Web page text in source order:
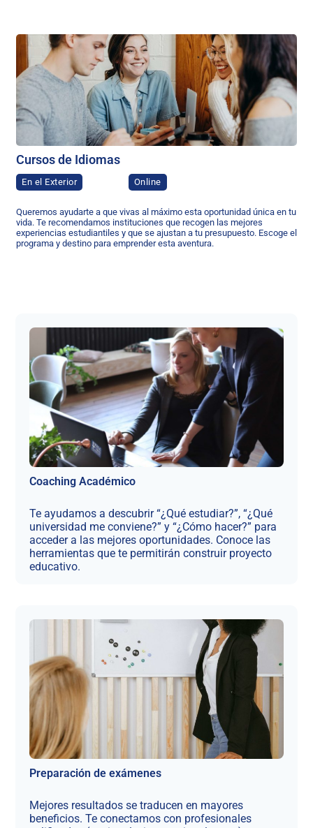
Cursos de Idiomas
En el Exterior Online
Queremos ayudarte a que vivas al máximo esta oportunidad única en tu
vida. Te recomendamos instituciones que recogen las mejores
experiencias estudiantiles y que se ajustan a tu presupuesto. Escoge el
programa y destino para emprender esta aventura.
Coaching Académico
Te ayudamos a descubrir “¿Qué estudiar?”, “¿Qué
universidad me conviene?” y “¿Cómo hacer?” para
acceder a las mejores oportunidades. Conoce las
herramientas que te permitirán construir proyecto
educativo.
Preparación de exámenes
Mejores resultados se traducen en mayores
beneficios. Te conectamos con profesionales